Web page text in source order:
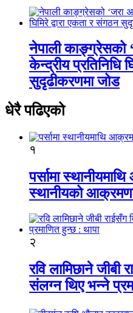
नेपाली काङ्ग्रेसको
केन्द्रीय प्रतिनिधि
सुदृढीकरणमा जोड
धेरै पढिएको
१
पर्सामा
स्थानीयको
२
रवि लामिछाने जीबी
संलग्न थिए भन्ने